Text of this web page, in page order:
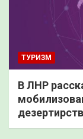
ТУРИЗМ
В ЛНР